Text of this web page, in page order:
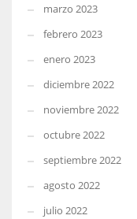
marzo 2023
febrero 2023
enero 2023
diciembre 2022
noviembre 2022
octubre 2022
septiembre 2022
agosto 2022
julio 2022